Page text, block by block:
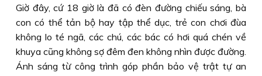
Giờ đây, cứ 18 giờ là đã có đèn đường chiếu sáng, bà
con có thể tản bộ hay tập thể dục, trẻ con chơi đùa
không lo té ngã, các chú, các bác có hơi quá chén về
khuya cũng không sợ đêm đen không nhìn được đường.
Ánh sáng từ công trình góp phần bảo vệ trật tự an